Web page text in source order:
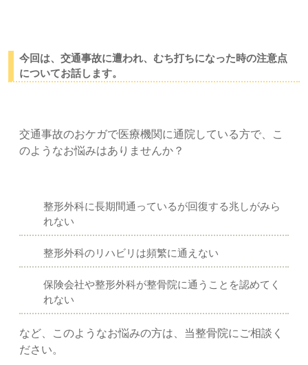
今回は、交通事故に遭われ、むち打ちになった時の注意点
についてお話します。
交通事故のおケガで医療機関に通院している方で、こ
のようなお悩みはありませんか？
整形外科に長期間通っているが回復する兆しがみら
れない
整形外科のリハビリは頻繁に通えない
保険会社や整形外科が整骨院に通うことを認めてく
れない
など、このようなお悩みの方は、当整骨院にご相談く
ださい。